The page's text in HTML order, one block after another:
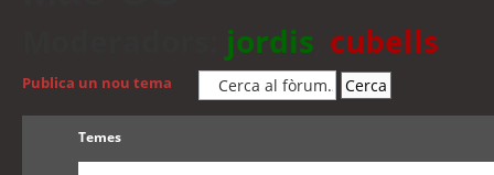
jordis cubells
Publica un nou tema
Temes